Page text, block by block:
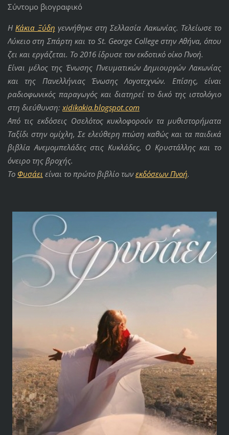
Σύντομο βιογραφικό
ΗΚάκια Ξύδη γεννήθηκε στη Σελλασία Λακωνίας. Τελείωσε το
Λύκειο στη Σπάρτη και το St. George College στην Αθήνα, όπου
ζει και εργάζεται. Το 2016 ίδρυσε τον εκδοτικό οίκο Πνοή.
Είναι μέλος της Ένωσης Πνευματικών Δημιουργών Λακωνίας
και της Πανελλήνιας Ένωσης Λογοτεχνών. Επίσης, είναι
ραδιοφωνικός παραγωγός και διατηρεί το δικό της ιστολόγιο
στη διεύθυνση:xidikakia.blogspot.com
Από τις εκδόσεις Οσελότος κυκλοφορούν τα μυθιστορήματα
Ταξίδι στην ομίχλη, Σε ελεύθερη πτώση καθώς και τα παιδικά
βιβλία Ανεμομπελάδες στις Κυκλάδες, Ο Κρυστάλλης και το
όνειρο της βροχής.
Το Φυσάει είναι το πρώτο βιβλίο τωνεκδόσεων Πνοή.